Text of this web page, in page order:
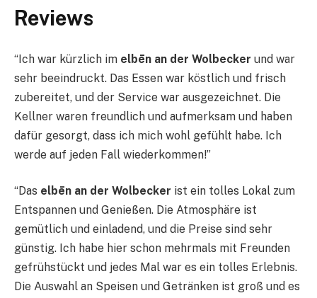
Reviews
“Ich war kürzlich im elbēn an der Wolbecker und war
sehr beeindruckt. Das Essen war köstlich und frisch
zubereitet, und der Service war ausgezeichnet. Die
Kellner waren freundlich und aufmerksam und haben
dafür gesorgt, dass ich mich wohl gefühlt habe. Ich
werde auf jeden Fall wiederkommen!”
“Das elbēn an der Wolbecker ist ein tolles Lokal zum
Entspannen und Genießen. Die Atmosphäre ist
gemütlich und einladend, und die Preise sind sehr
günstig. Ich habe hier schon mehrmals mit Freunden
gefrühstückt und jedes Mal war es ein tolles Erlebnis.
Die Auswahl an Speisen und Getränken ist groß und es